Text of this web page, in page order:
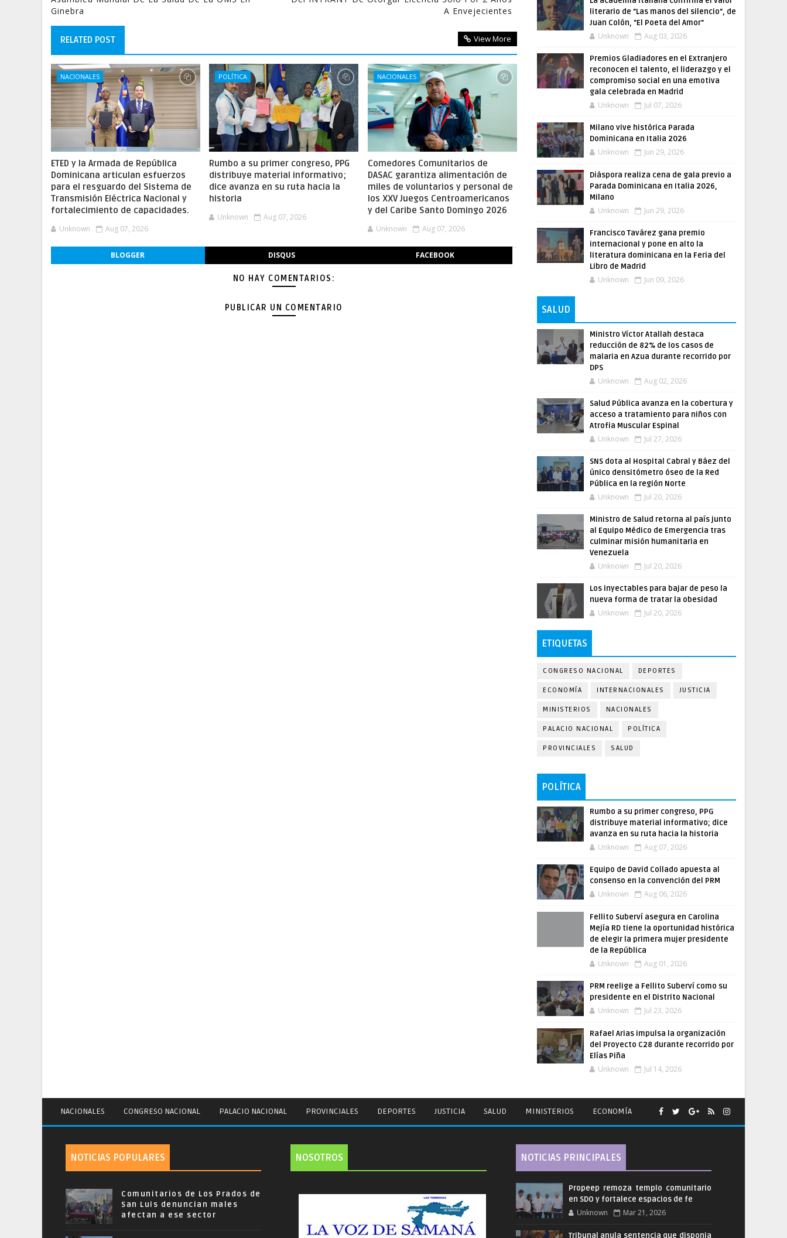
Ginebra
A Envejecientes
RELATED POST View More
NACIONALES
ETED y la Armada de República
Dominicana articulan esfuerzos
para el resguardo del Sistema de
Transmisión Eléctrica Nacional y
fortalecimiento de capacidades.
Unknown Aug 07, 2026
POLÍTICA
Rumbo a su primer congreso, PPG
distribuye material informativo;
dice avanza en su ruta hacia la
historia
Unknown Aug 07, 2026
NACIONALES
Comedores Comunitarios de
DASAC garantiza alimentación de
miles de voluntarios y personal de
los XXV Juegos Centroamericanos
y del Caribe Santo Domingo 2026
Unknown Aug 07, 2026
BLOGGER DISQUS FACEBOOK
NO HAY COMENTARIOS:
PUBLICAR UN COMENTARIO
literario de "Las manos del silencio", de
Juan Colón, "El Poeta del Amor"
Unknown Aug 03, 2026
Premios Gladiadores en el Extranjero
reconocen el talento, el liderazgo y el
compromiso social en una emotiva
gala celebrada en Madrid
Unknown Jul 07, 2026
Milano vive histórica Parada
Dominicana en Italia 2026
Unknown Jun 29, 2026
Diáspora realiza cena de gala previo a
Parada Dominicana en Italia 2026,
Milano
Unknown Jun 29, 2026
Francisco Tavárez gana premio
internacional y pone en alto la
literatura dominicana en la Feria del
Libro de Madrid
Unknown Jun 09, 2026
SALUD
Ministro Víctor Atallah destaca
reducción de 82% de los casos de
malaria en Azua durante recorrido por
DPS
Unknown Aug 02, 2026
Salud Pública avanza en la cobertura y
acceso a tratamiento para niños con
Atrofia Muscular Espinal
Unknown Jul 27, 2026
SNS dota al Hospital Cabral y Báez del
único densitómetro óseo de la Red
Pública en la región Norte
Unknown Jul 20, 2026
Ministro de Salud retorna al país junto
al Equipo Médico de Emergencia tras
culminar misión humanitaria en
Venezuela
Unknown Jul 20, 2026
Los inyectables para bajar de peso la
nueva forma de tratar la obesidad
Unknown Jul 20, 2026
ETIQUETAS
CONGRESO NACIONAL DEPORTES
ECONOMÍA INTERNACIONALES JUSTICIA
MINISTERIOS NACIONALES
PALACIO NACIONAL POLÍTICA
PROVINCIALES SALUD
POLÍTICA
Rumbo a su primer congreso, PPG
distribuye material informativo; dice
avanza en su ruta hacia la historia
Unknown Aug 07, 2026
Equipo de David Collado apuesta al
consenso en la convención del PRM
Unknown Aug 06, 2026
Fellito Suberví asegura en Carolina
Mejía RD tiene la oportunidad histórica
de elegir la primera mujer presidente
de la República
Unknown Aug 01, 2026
PRM reelige a Fellito Suberví como su
presidente en el Distrito Nacional
Unknown Jul 23, 2026
Rafael Arias impulsa la organización
del Proyecto C28 durante recorrido por
Elías Piña
Unknown Jul 14, 2026
NACIONALES CONGRESO NACIONAL PALACIO NACIONAL PROVINCIALES DEPORTES JUSTICIA SALUD MINISTERIOS ECONOMÍA
NOTICIAS POPULARES
Comunitarios de Los Prados de
San Luis denuncian males
afectan a ese sector
NOSOTROS NOTICIAS PRINCIPALES
Propeep remoza templo comunitario
en SDO y fortalece espacios de fe
Unknown Mar 21, 2026
Tribunal anula sentencia que disponia